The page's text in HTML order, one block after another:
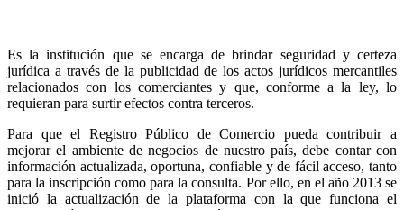
Es la institución que se encarga de brindar seguridad y certeza
jurídica a través de la publicidad de los actos jurídicos mercantiles
relacionados con los comerciantes y que, conforme a la ley, lo
requieran para surtir efectos contra terceros.
Para que el Registro Público de Comercio pueda contribuir a
mejorar el ambiente de negocios de nuestro país, debe contar con
información actualizada, oportuna, confiable y de fácil acceso, tanto
para la inscripción como para la consulta. Por ello, en el año 2013 se
inició la actualización de la plataforma con la que funciona el